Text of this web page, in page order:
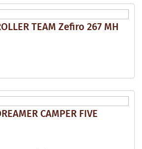
TEAM Zefiro 267 MH
CAMPER FIVE